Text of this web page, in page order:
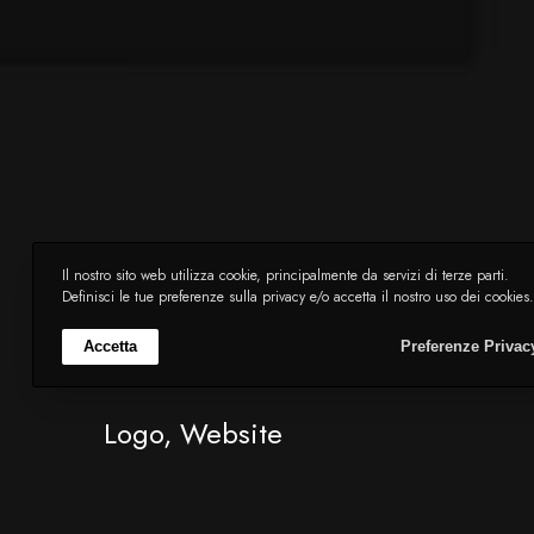
Zeo
Logo, Website
Il nostro sito web utilizza cookie, principalmente da servizi di terze parti.
Definisci le tue preferenze sulla privacy e/o accetta il nostro uso dei cookies.
Preferenze
Accetta